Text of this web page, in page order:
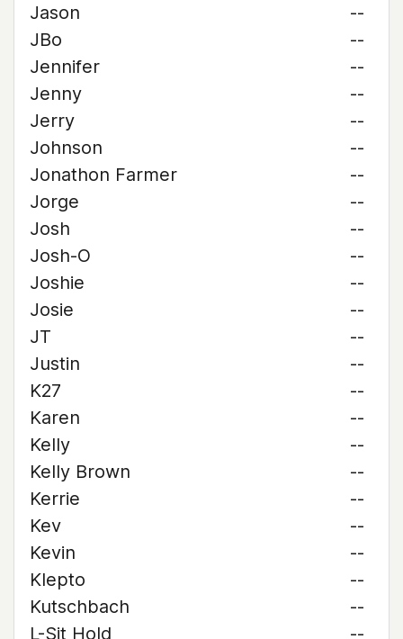
Jason
--
JBo
--
Jennifer
--
Jenny
--
Jerry
--
Johnson
--
Jonathon Farmer
--
Jorge
--
Josh
--
Josh-O
--
Joshie
--
Josie
--
JT
--
Justin
--
K27
--
Karen
--
Kelly
--
Kelly Brown
--
Kerrie
--
Kev
--
Kevin
--
Klepto
--
Kutschbach
--
L-Sit Hold
--